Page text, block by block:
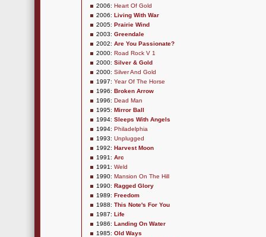
2006: Heart Of Gold
2006: Living With War
2005: Prairie Wind
2003: Greendale
2002: Are You Passionate?
2000: Road Rock V 1
2000: Silver & Gold
2000: Silver And Gold
1997: Year Of The Horse
1996: Broken Arrow
1996: Dead Man
1995: Mirror Ball
1994: Sleeps With Angels
1994: Philadelphia
1993: Unplugged
1992: Harvest Moon
1991: Arc
1991: Weld
1990: Mansion On The Hill
1990: Ragged Glory
1989: Freedom
1988: This Note's For You
1987: Life
1986: Landing On Water
1985: Old Ways